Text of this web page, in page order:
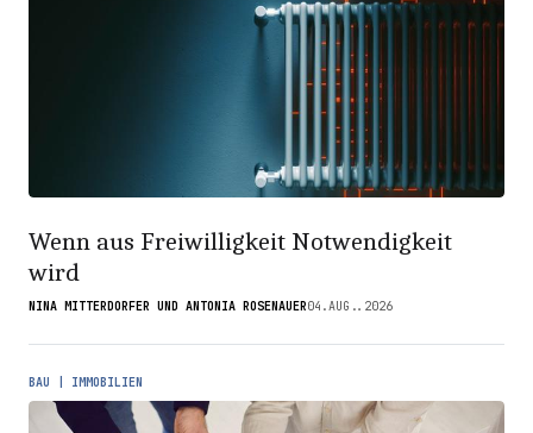
Wenn aus Freiwilligkeit Notwendigkeit
wird
NINA MITTERDORFER UND ANTONIA ROSENAUER04.AUG..2026
BAU | IMMOBILIEN